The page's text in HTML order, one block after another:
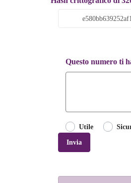
Questo numero ti
Utile
Invia